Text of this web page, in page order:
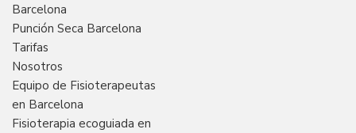
Barcelona
Punción Seca Barcelona
Tarifas
Nosotros
Equipo de Fisioterapeutas
en Barcelona
Fisioterapia ecoguiada en